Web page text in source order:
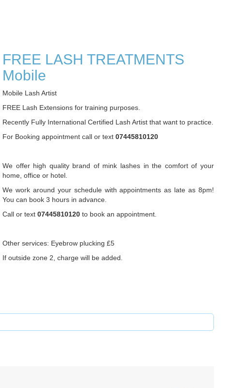
FREE LASH TREATMENTS
Mobile
Mobile Lash Artist
FREE Lash Extensions for training purposes.
Recently Fully International Certified Lash Artist that want to practice.
For Booking appointment call or text 07445810120
We offer high quality brand of mink lashes in the comfort of your
home, office or hotel.
We work around your schedule with appointments as late as 8pm!
You can book 3 hours in advance.
Call or text 07445810120 to book an appointment.
Other services: Eyebrow plucking £5
If outside zone 2, charge will be added.